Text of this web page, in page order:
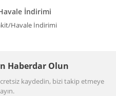
İndirimi
Havale İndirimi
Haberdar Olun
kaydedin, bizi takip etmeye